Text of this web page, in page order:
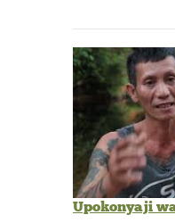
Upokonyaji